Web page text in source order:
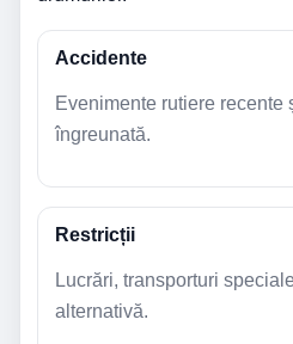
Accidente
Evenimente rutiere recente
îngreunată.
Restricții
Lucrări, transporturi
alternativă.